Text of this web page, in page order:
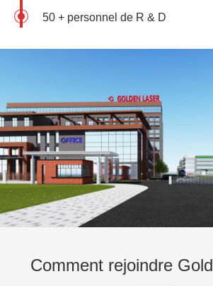
50 + personnel de R & D
Comment rejoindre